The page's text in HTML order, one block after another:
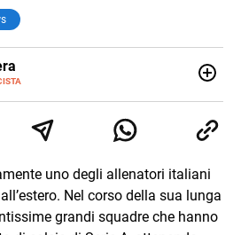
gruppi editoriali e agenzie di
nella scrittura di articoli
uno degli allenatori italiani
Nel corso della sua lunga
grandi squadre che hanno